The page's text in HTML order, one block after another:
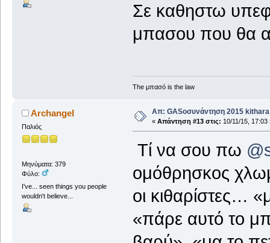
Σε καθηστω
μπασου που θα
The μπασό is the law
Archangel
Παλιός
Μηνύματα: 379
Φύλο:
I've... seen things you people
wouldn't believe...
Απ: GASοσυνάντηση 2015
« Απάντηση #13 στις: 10/11/15, 17:03
Τί να σου πω
ομόθρησκος
οι κιθαρίστες…
«πάρε αυτό το